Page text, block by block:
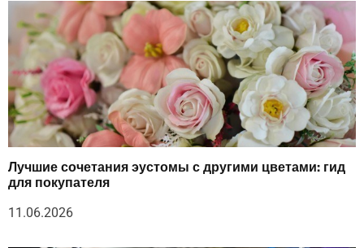
Лучшие сочетания эустомы с другими цветами: гид
для покупателя
11.06.2026